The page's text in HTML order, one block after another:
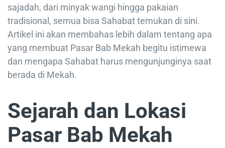
sajadah, dari minyak wangi hingga pakaian
tradisional, semua bisa Sahabat temukan di sini.
Artikel ini akan membahas lebih dalam tentang apa
yang membuat Pasar Bab Mekah begitu istimewa
dan mengapa Sahabat harus mengunjunginya saat
berada di Mekah.
Sejarah dan Lokasi
Pasar Bab Mekah